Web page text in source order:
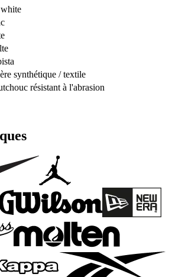
synthétique / textile
résistant à l'abrasion